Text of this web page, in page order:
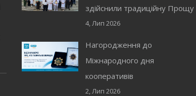
здійснили традиційну Прощу
4, Лип 2026
Нагородження до
Міжнародного дня
кооперативів
2, Лип 2026